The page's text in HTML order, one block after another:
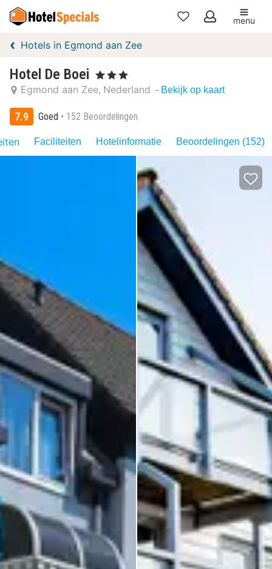
Mijn
menu
Hotels in Egmond aan Zee
Hotel De Boei , 3 Sterren
Egmond aan Zee Nederland - Bekijk op kaart
7.9 Goed 152 Beoordelingen
Faciliteiten Hotelinformatie Beoordelingen (152)